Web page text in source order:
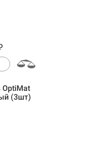
OptiMat
(3шт)